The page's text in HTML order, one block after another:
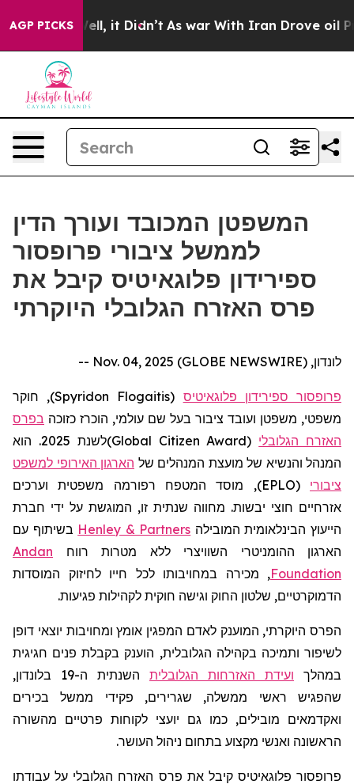
AGP PICKS
40%. Well, it Didn’t As war With Iran Drove oil
המשפטן המכובד ועורך הדין
לממשל ציבורי פרופסור
ספירידון פלוגאיטיס קיבל את
פרס האזרח הגלובלי היוקרתי
לונדון, Nov. 04, 2025 (GLOBE NEWSWIRE) --
פרופסור ספירידון פלוגאיטיס (
Spyridon Flogaitis
), חוקר
משפטי, משפטן ועובד ציבור בעל שם עולמי, הוכרז כזוכה בפרס
האזרח הגלובלי (
Global Citizen Award
)
לשנת 2025. הוא
המנהל והנשיא של מועצת המנהלים של הארגון האירופי למשפט
ציבורי
(EPLO), מוסד המטפח רפורמה משפטית וערכים
אזרחיים חוצי יבשות. מחווה שנתית זו, המוגשת על ידי חברת
הייעוץ הבינלאומית המובילה Henley & Partners בשיתוף עם
הארגון ההומניטרי השוויצרי ללא מטרות רווח Andan
Foundation, מכירה במחויבותו לכל חייו לחיזוק המוסדות
הדמוקרטיים, שלטון החוק וגישה חוקית לקהילות פגיעות.
הפרס היוקרתי, המוענק לאדם המפגין אומץ ומחויבות יוצאי דופן
לשיפור ותמיכה בקהילה הגלובלית, הוענק בקבלת פנים חגיגית
במהלך ועידת האזרחות הגלובלית
השנתית ה-19 בלונדון,
שהפגיש ראשי ממשלה, שגרירים, פקידי ממשל בכירים
ואקדמאים מובילים, כמו גם יועצי לקוחות פרטיים מהשורה
הראשונה ואנשי מקצוע בתחום ניהול העושר.
פרופסור פלוגאיטיס קיבל את פרס האזרח הגלובלי על עבודתו